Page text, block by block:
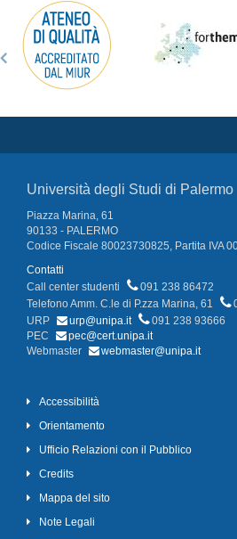
Università degli Studi di Palermo
Piazza Marina, 61
90133 - PALERMO
Codice Fiscale 80023730825, Partita IVA
Contatti
Call center studenti
091 238 86472
Telefono Amm. C.le di P.zza Marina, 61
URP
urp@unipa.it
091 238 93666
PEC
pec@cert.unipa.it
Webmaster
webmaster@unipa.it
Accessibilità
Orientamento
Ufficio Relazioni con il Pubblico
Credits
Mappa del sito
Note Legali